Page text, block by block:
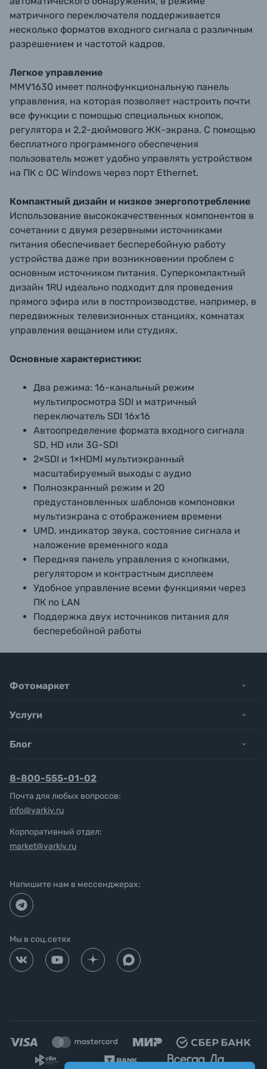
матричного переключателя поддерживается
несколько форматов входного сигнала с различным
разрешением и частотой кадров.
Легкое управление
MMV1630 имеет полнофункциональную панель
управления, на которая позволяет настроить почти
все функции с помощью специальных кнопок,
регулятора и 2,2-дюймового ЖК-экрана. С помощью
бесплатного программного обеспечения
пользователь может удобно управлять устройством
на ПК с ОС Windows через порт Ethernet.
Компактный дизайн и низкое энергопотребление
Использование высококачественных компонентов в
сочетании с двумя резервными источниками
питания обеспечивает бесперебойную работу
устройства даже при возникновении проблем с
основным источником питания. Суперкомпактный
дизайн 1RU идеально подходит для проведения
прямого эфира или в постпроизводстве, например, в
передвижных телевизионных станциях, комнатах
управления вещанием или студиях.
Основные характеристики:
Два режима: 16-канальный режим
мультипросмотра SDI и матричный
переключатель SDI 16x16
Автоопределение формата входного сигнала
SD, HD или 3G-SDI
2×SDI и 1×HDMI мультиэкранный
масштабируемый выходы с аудио
Полноэкранный режим и 20
предустановленных шаблонов компоновки
мультиэкрана с отображением времени
UMD, индикатор звука, состояние сигнала и
наложение временного кода
Передняя панель управления с кнопками,
регулятором и контрастным дисплеем
Удобное управление всеми функциями через
ПК по LAN
Поддержка двух источников питания для
бесперебойной работы
Фотомаркет
Услуги
Блог
8-800-555-01-02
Почта для любых вопросов:
info@yarkiy.ru
Корпоративный отдел:
market@yarkiy.ru
Напишите нам в мессенджерах:
Мы в соц.сетях